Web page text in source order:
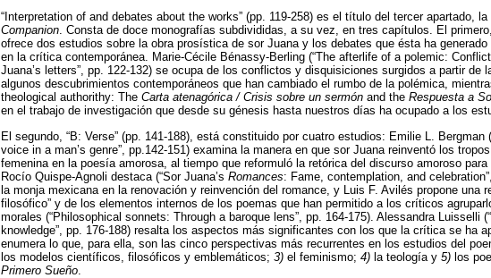
“Interpretation of and debates about the works” (pp. 119-258) es el título del tercer apartado,
Companion. Consta de doce monografías subdivididas, a su vez, en tres capítulos. El
ofrece dos estudios sobre la obra prosística de sor Juana y los debates que ésta ha
en la crítica contemporánea. Marie-Cécile Bénassy-Berling (“The afterlife of a polemic:
Juana’s letters”, pp. 122-132) se ocupa de los conflictos y disquisiciones surgidos a partir de
algunos descubrimientos contemporáneos que han cambiado el rumbo de la polémica,
theological authorithy: The Carta atenagórica / Crisis sobre un sermón and the Respuesta a
en el trabajo de investigación que desde su génesis hasta nuestros días ha ocupado a los
El segundo, “B: Verse” (pp. 141-188), está constituido por cuatro estudios: Emilie L. Bergman
voice in a man’s genre”, pp.142-151) examina la manera en que sor Juana reinventó los
femenina en la poesía amorosa, al tiempo que reformuló la retórica del discurso amoroso para
Rocío Quispe-Agnoli destaca (“Sor Juana’s Romances: Fame, contemplation, and
la monja mexicana en la renovación y reinvención del romance, y Luis F. Avilés propone una
filosófico” y de los elementos internos de los poemas que han permitido a los críticos
morales (“Philosophical sonnets: Through a baroque lens”, pp. 164-175). Alessandra Luisselli (“
knowledge”, pp. 176-188) resalta los aspectos más significantes con los que la crítica se ha
enumera lo que, para ella, son las cinco perspectivas más recurrentes en los estudios del
los modelos científicos, filosóficos y emblemáticos; 3) el feminismo; 4) la teología y 5) los
Primero Sueño